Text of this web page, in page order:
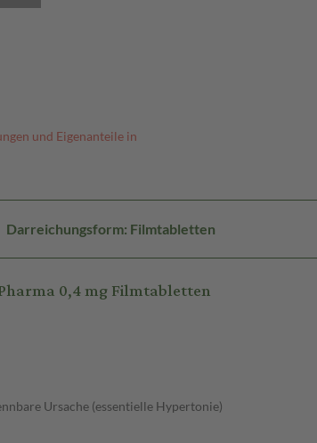
und Eigenanteile in
Darreichungsform: Filmtabletten
0,4 mg Filmtabletten
Ursache (essentielle Hypertonie)